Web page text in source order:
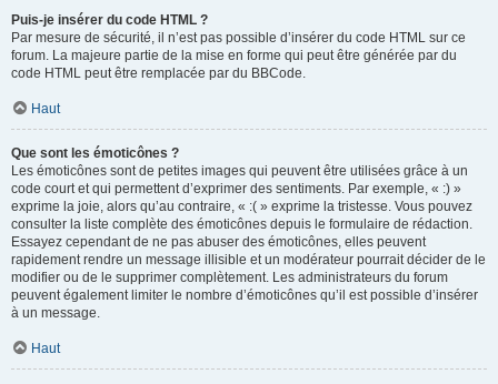
Puis-je insérer du code HTML ?
Par mesure de sécurité, il n’est pas possible d’insérer du code HTML sur ce
forum. La majeure partie de la mise en forme qui peut être générée par du
code HTML peut être remplacée par du BBCode.
Haut
Que sont les émoticônes ?
Les émoticônes sont de petites images qui peuvent être utilisées grâce à un
code court et qui permettent d’exprimer des sentiments. Par exemple, « :) »
exprime la joie, alors qu’au contraire, « :( » exprime la tristesse. Vous pouvez
consulter la liste complète des émoticônes depuis le formulaire de rédaction.
Essayez cependant de ne pas abuser des émoticônes, elles peuvent
rapidement rendre un message illisible et un modérateur pourrait décider de le
modifier ou de le supprimer complètement. Les administrateurs du forum
peuvent également limiter le nombre d’émoticônes qu’il est possible d’insérer
à un message.
Haut